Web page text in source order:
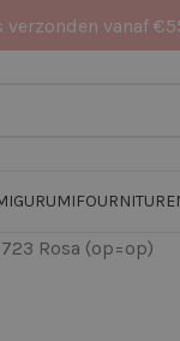
verzonden vanaf
Rosa (op=op)